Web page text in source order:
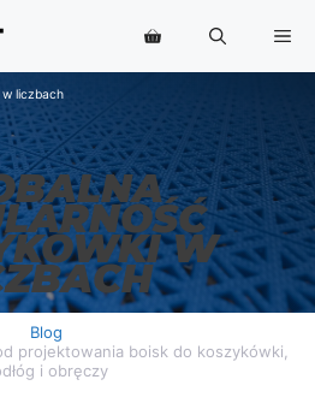
liczbach
W
Blog
projektowania boisk do koszykówki,
i obręczy